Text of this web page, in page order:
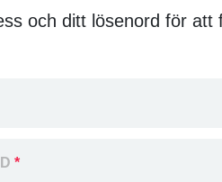
och ditt lösenord för att
*